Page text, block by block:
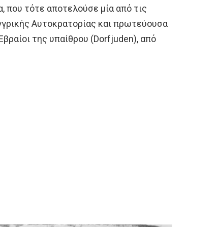
τότε αποτελούσε μία από τις
Αυτοκρατορίας και πρωτεύουσα
της υπαίθρου (Dorfjuden), από